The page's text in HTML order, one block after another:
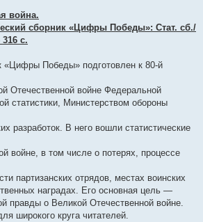
война.
сборник «Цифры Победы»: Стат. сб./
с.
«Цифры Победы» подготовлен к 80-й
Отечественной войне Федеральной
статистики, Министерством обороны
разработок. В него вошли статистические
войне, в том числе о потерях, процессе
партизанских отрядов, местах воинских
наградах. Его основная цель —
правды о Великой Отечественной войне.
широкого круга читателей.